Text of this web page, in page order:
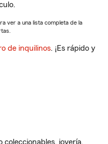
ver a una lista completa de la
de inquilinos. ¡Es rápido y
joyería,